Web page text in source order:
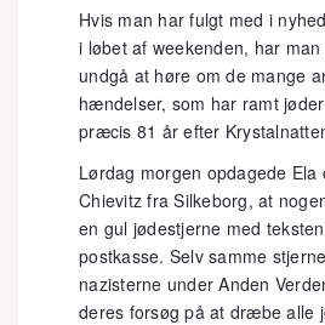
Hvis man har fulgt med i
i løbet af weekenden, har
undgå at høre om de mange
hændelser, som har ramt
præcis 81 år efter
Lørdag morgen opdagede Ela
Chievitz fra Silkeborg, at
en gul jødestjerne med
postkasse. Selv samme
nazisterne under Anden
deres forsøg på at dræbe alle